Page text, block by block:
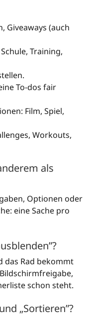
Giveaways (auch
Training,
To-dos fair
Film, Spiel,
Workouts,
als
Optionen oder
eine Sache pro
das Rad bekommt
schon steht.
„Sortieren”?